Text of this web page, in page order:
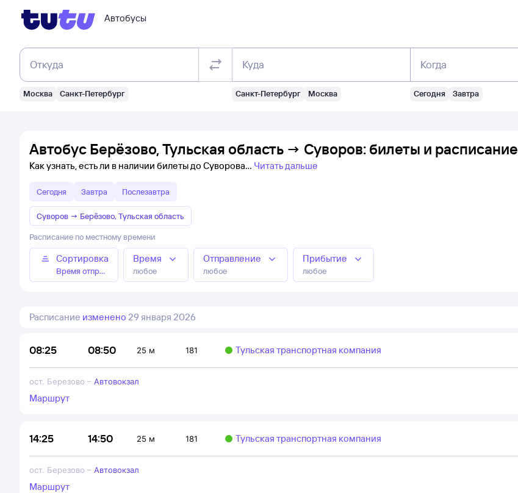
Автобусы
Откуда
Москва Санкт-Петербург
Куда
Санкт-Петербург Москва
Когда
Сегодня Завтра
Автобус Берёзово, Тульская область → Суворов: билеты и расписание
Как узнать, есть ли в наличии билеты до Суворова Читать дальше
Сегодня Завтра Послезавтра
Суворов → Берёзово, Тульская область
Расписание по местному времени
Сортировка
Время отправления
Время
любое
Отправление
любое
Прибытие
любое
Расписание изменено 29 января 2026
08:25 08:50 25 м 181 Тульская транспортная компания
ост. Березово – Автовокзал
Маршрут
14:25 14:50 25 м 181 Тульская транспортная компания
ост. Березово – Автовокзал
Маршрут